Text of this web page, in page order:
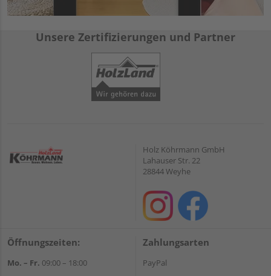
Unsere Zertifizierungen und Partner
Holz Köhrmann GmbH
Lahauser Str. 22
28844 Weyhe
Öffnungszeiten:
Mo. – Fr. 09:00 – 18:00
Zahlungsarten
PayPal